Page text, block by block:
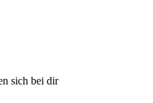
sich bei dir